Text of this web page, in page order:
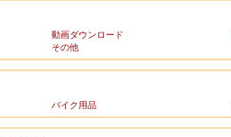
動画ダウンロード
その他
バイク用品